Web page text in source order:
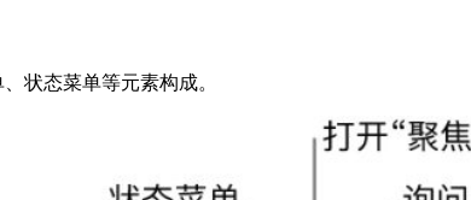
状态菜单等元素构成。